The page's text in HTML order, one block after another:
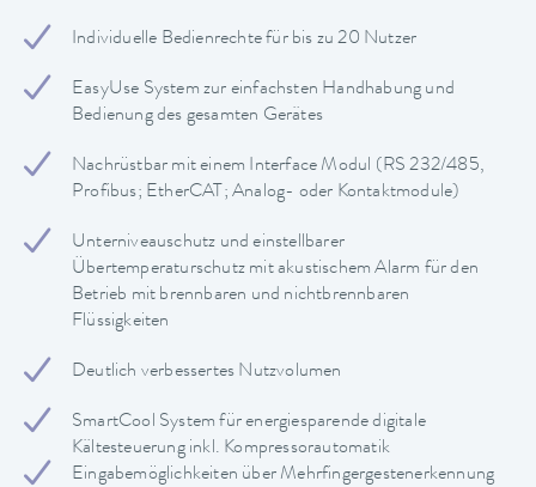
Individuelle Bedienrechte für bis zu 20 Nutzer
EasyUse System zur einfachsten Handhabung und
Bedienung des gesamten Gerätes
Nachrüstbar mit einem Interface Modul (RS 232/485,
Profibus; EtherCAT; Analog- oder Kontaktmodule)
Unterniveauschutz und einstellbarer
Übertemperaturschutz mit akustischem Alarm für den
Betrieb mit brennbaren und nichtbrennbaren
Flüssigkeiten
Deutlich verbessertes Nutzvolumen
SmartCool System für energiesparende digitale
Kältesteuerung inkl. Kompressorautomatik
Eingabemöglichkeiten über Mehrfingergestenerkennung